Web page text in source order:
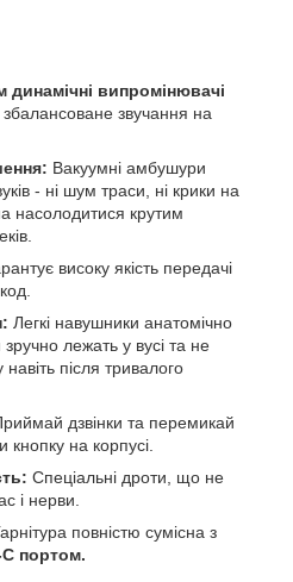
динамічні випромінювачі
звучання на
Вакуумні амбушури
- ні шум траси, ні крики на
насолодитися крутим
високу якість передачі
Легкі навушники анатомічно
лежать у вусі та не
після тривалого
дзвінки та перемикай
на корпусі.
Спеціальні дроти, що не
і нерви.
повністю сумісна з
C портом.